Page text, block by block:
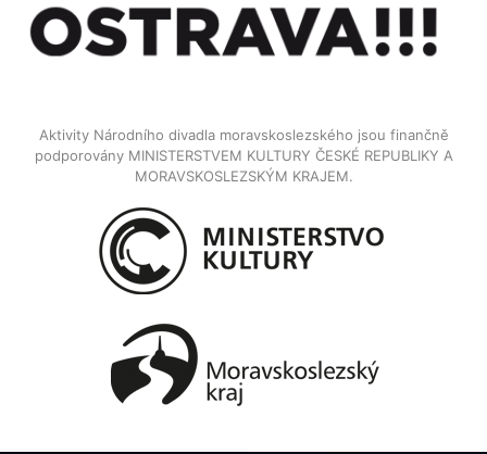
Aktivity Národního divadla moravskoslezského jsou finančně
podporovány MINISTERSTVEM KULTURY ČESKÉ REPUBLIKY A
MORAVSKOSLEZSKÝM KRAJEM.